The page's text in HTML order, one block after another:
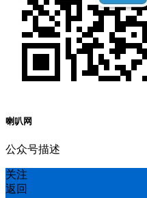
喇叭网
公众号描述
关注
返回